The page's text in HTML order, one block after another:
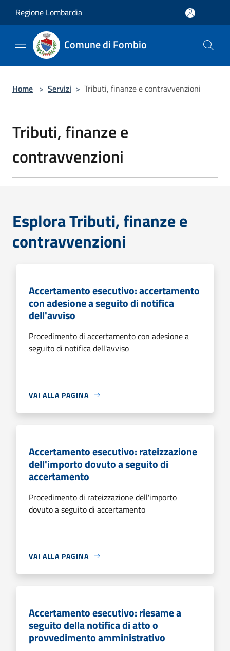
Regione Lombardia
Comune di Fombio
Home > Servizi > Tributi, finanze e contravvenzioni
Tributi, finanze e
contravvenzioni
Esplora Tributi, finanze e
contravvenzioni
Accertamento esecutivo: accertamento
con adesione a seguito di notifica
dell'avviso
Procedimento di accertamento con adesione a
seguito di notifica dell'avviso
VAI ALLA PAGINA
Accertamento esecutivo: rateizzazione
dell'importo dovuto a seguito di
accertamento
Procedimento di rateizzazione dell'importo
dovuto a seguito di accertamento
VAI ALLA PAGINA
Accertamento esecutivo: riesame a
seguito della notifica di atto o
provvedimento amministrativo